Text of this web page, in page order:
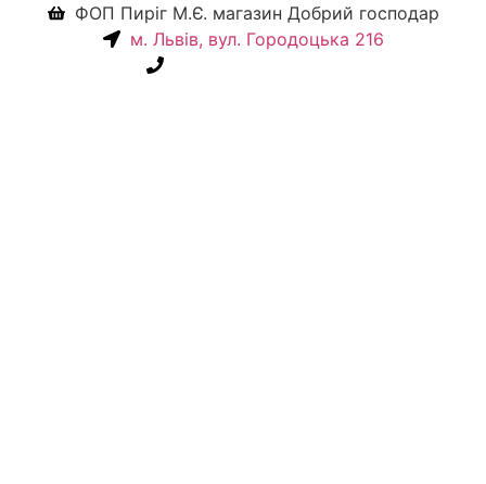
ФОП Пиріг М.Є. магазин Добрий господар
м. Львів, вул. Городоцька 216